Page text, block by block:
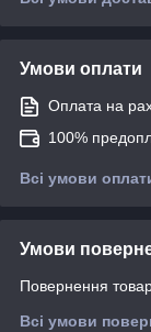
Умови оплати
Оплата на
100%
Всі умови
Умови
Повернення
Всі умови